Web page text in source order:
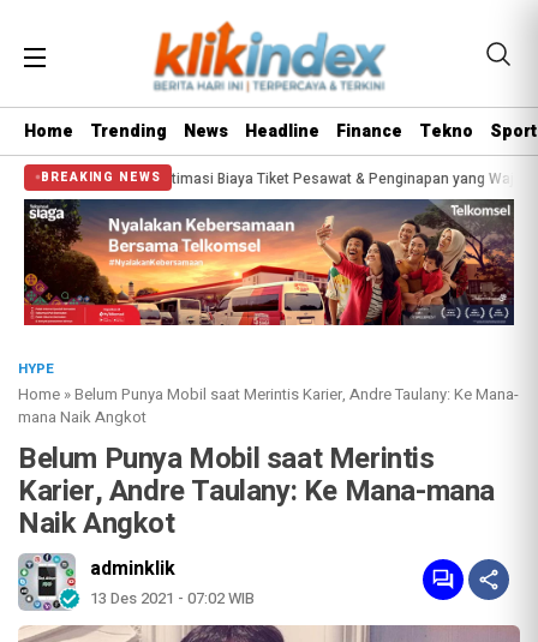
Home Trending News Headline Finance Tekno Sport
BREAKING NEWS
Estimasi Biaya Tiket Pesawat & Penginapan yang Wajib Disiapkan
HYPE
Home »Belum Punya Mobil saat Merintis Karier, Andre Taulany: Ke Mana-
mana Naik Angkot
Belum Punya Mobil saat Merintis
Karier, Andre Taulany: Ke Mana-mana
Naik Angkot
adminklik
13 Des 2021 - 07:02 WIB